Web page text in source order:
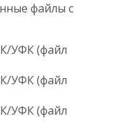
файлы с
УФК (файл
УФК (файл
УФК (файл